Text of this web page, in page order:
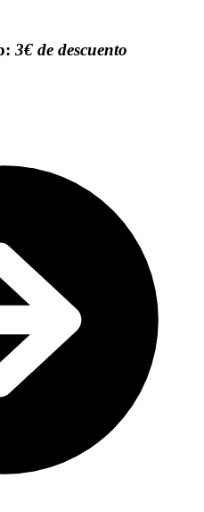
3€ de descuento